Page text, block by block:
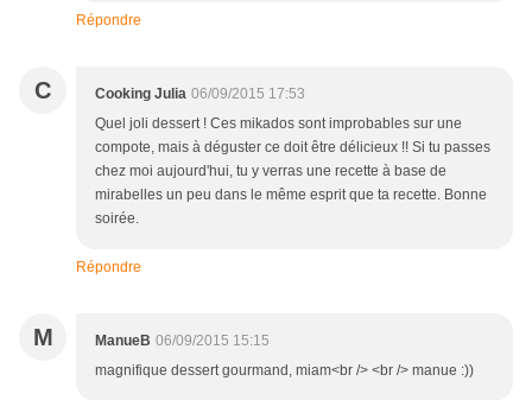
Répondre
C Cooking Julia 06/09/2015 17:53
Quel joli dessert ! Ces mikados sont improbables sur une
compote, mais à déguster ce doit être délicieux !! Si tu passes
chez moi aujourd'hui, tu y verras une recette à base de
mirabelles un peu dans le même esprit que ta recette. Bonne
soirée.
Répondre
M ManueB 06/09/2015 15:15
magnifique dessert gourmand, miam<br /> <br /> manue :))